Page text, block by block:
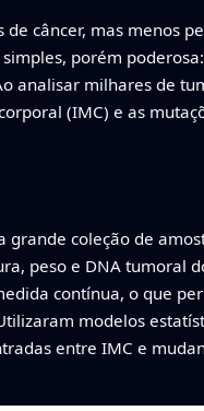
câncer, mas menos
porém
analisar milhares de
(IMC) e as
coleção de
peso e DNA tumoral
contínua, o que
modelos
entre IMC e